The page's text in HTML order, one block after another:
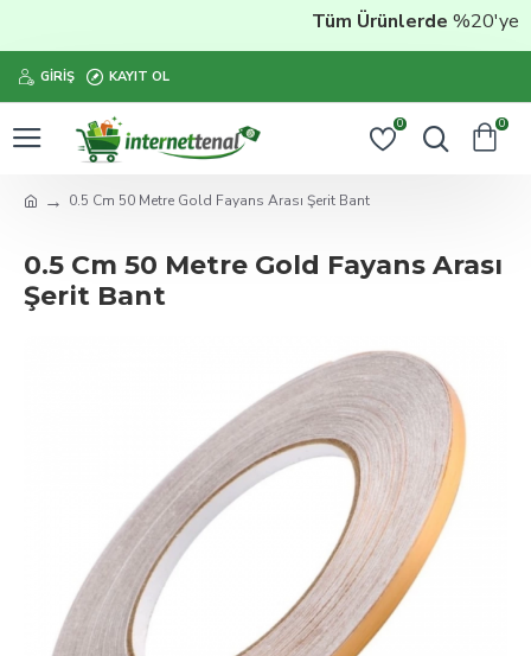
Tüm Ürünlerde%20'ye
GIRIŞ KAYIT OL
0 0
0.5 Cm 50 Metre Gold Fayans Arası Şerit Bant
0.5 Cm 50 Metre Gold Fayans Arası
Şerit Bant